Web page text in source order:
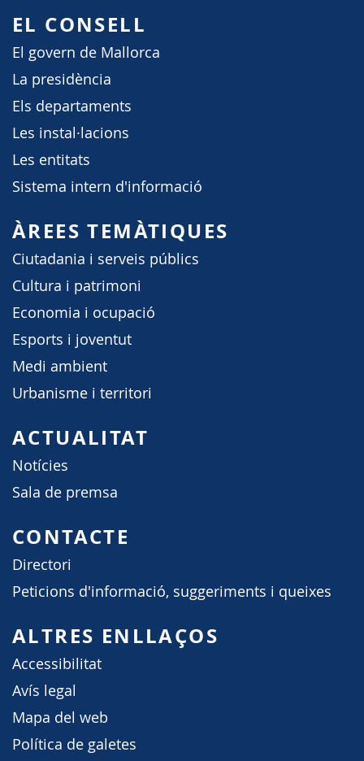
EL CONSELL
El govern de Mallorca
La presidència
Els departaments
Les instal·lacions
Les entitats
Sistema intern d'informació
ÀREES TEMÀTIQUES
Ciutadania i serveis públics
Cultura i patrimoni
Economia i ocupació
Esports i joventut
Medi ambient
Urbanisme i territori
ACTUALITAT
Notícies
Sala de premsa
CONTACTE
Directori
Peticions d'informació, suggeriments i queixes
ALTRES ENLLAÇOS
Accessibilitat
Avís legal
Mapa del web
Política de galetes